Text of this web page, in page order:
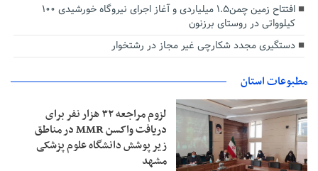
افتتاح زمین چمن۱.۵ میلیاردی و آغاز اجرای نیروگاه خورشیدی ۱۰۰
کیلوواتی در روستای برزنون
دستگیری مجدد شکارچی غیر مجاز در رشتخوار
مطبوعات استان
لزوم مراجعه ۳۲ هزار نفر برای
دریافت واکسن MMR در مناطق
زیر پوشش دانشگاه علوم پزشکی
مشهد